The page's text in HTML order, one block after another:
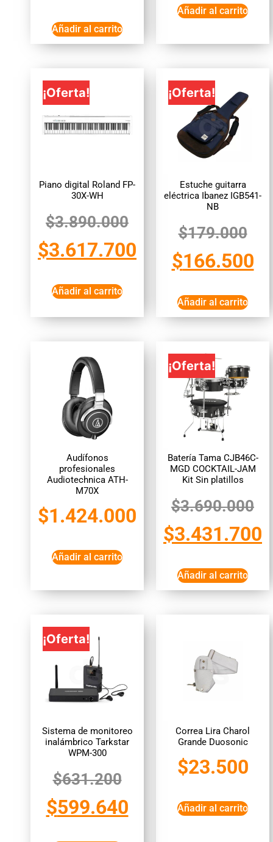
Añadir al carrito
Añadir al carrito
¡Oferta!
Piano digital Roland FP-
30X-WH
$3.890.000
$3.617.700
Añadir al carrito
¡Oferta!
Estuche guitarra
eléctrica Ibanez IGB541-
NB
$179.000
$166.500
Añadir al carrito
Audífonos
profesionales
Audiotechnica ATH-
M70X
$1.424.000
Añadir al carrito
¡Oferta!
Batería Tama CJB46C-
MGD COCKTAIL-JAM
Kit Sin platillos
$3.690.000
$3.431.700
Añadir al carrito
¡Oferta!
Sistema de monitoreo
inalámbrico Tarkstar
WPM-300
$631.200
$599.640
Correa Lira Charol
Grande Duosonic
$23.500
Añadir al carrito